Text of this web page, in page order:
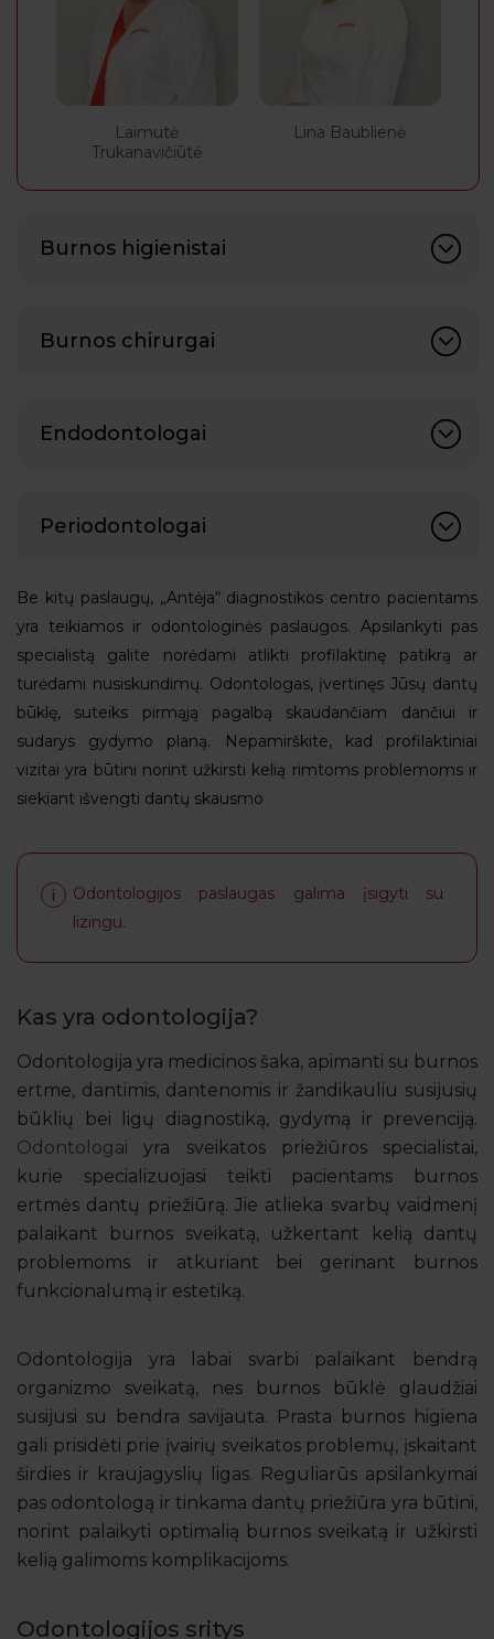
Laimutė
Trukanavičiūtė
Lina Baublienė
Burnos higienistai
Burnos chirurgai
Endodontologai
Periodontologai
Be kitų paslaugų, „Antėja“ diagnostikos centro pacientams
yra teikiamos ir odontologinės paslaugos. Apsilankyti pas
specialistą galite norėdami atlikti profilaktinę patikrą ar
turėdami nusiskundimų. Odontologas, įvertinęs Jūsų dantų
būklę, suteiks pirmąją pagalbą skaudančiam dančiui ir
sudarys gydymo planą. Nepamirškite, kad profilaktiniai
vizitai yra būtini norint užkirsti kelią rimtoms problemoms ir
siekiant išvengti dantų skausmo
Odontologijos paslaugas galima įsigyti su
lizingu.
Kas yra odontologija?
Odontologija yra medicinos šaka, apimanti su burnos
ertme, dantimis, dantenomis ir žandikauliu susijusių
būklių bei ligų diagnostiką, gydymą ir prevenciją.
Odontologai yra sveikatos priežiūros specialistai,
kurie specializuojasi teikti pacientams burnos
ertmės dantų priežiūrą. Jie atlieka svarbų vaidmenį
palaikant burnos sveikatą, užkertant kelią dantų
problemoms ir atkuriant bei gerinant burnos
funkcionalumą ir estetiką.
Odontologija yra labai svarbi palaikant bendrą
organizmo sveikatą, nes burnos būklė glaudžiai
susijusi su bendra savijauta. Prasta burnos higiena
gali prisidėti prie įvairių sveikatos problemų, įskaitant
širdies ir kraujagyslių ligas. Reguliarūs apsilankymai
pas odontologą ir tinkama dantų priežiūra yra būtini,
norint palaikyti optimalią burnos sveikatą ir užkirsti
kelią galimoms komplikacijoms.
Odontologijos sritys